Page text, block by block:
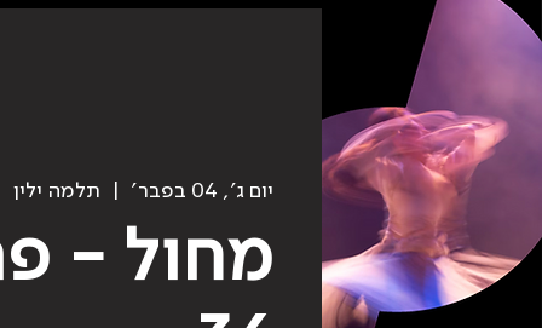
יום ג׳, 04 בפבר׳
  |
תלמה ילין
מחול -